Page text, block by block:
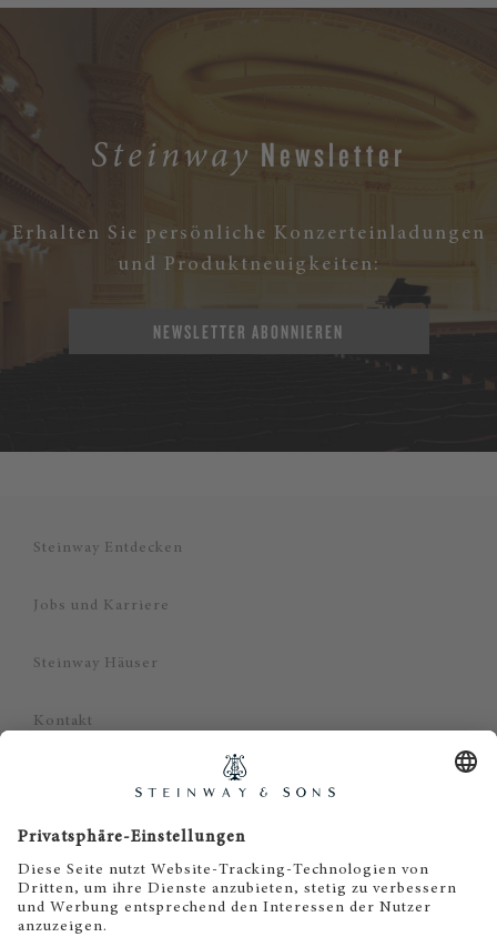
Steinway Newsletter
Erhalten Sie persönliche Konzerteinladungen
und Produktneuigkeiten:
NEWSLETTER ABONNIEREN
Steinway Entdecken
Jobs und Karriere
Steinway Häuser
Kontakt
Impressum
Haftungsausschluss